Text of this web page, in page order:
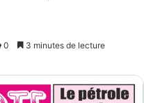
0 3 minutes de lecture